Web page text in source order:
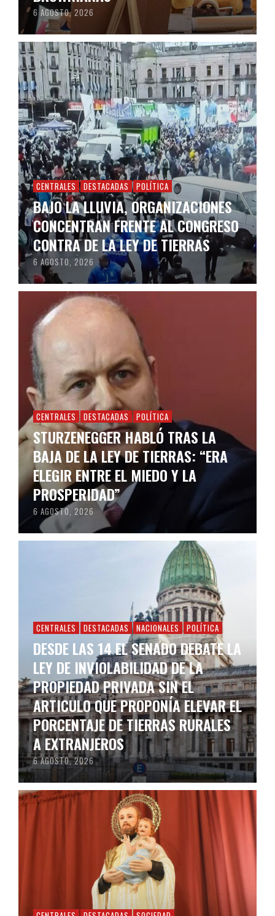
6 AGOSTO, 2026
CENTRALES DESTACADAS POLÍTICA
BAJO LA LLUVIA, ORGANIZACIONES
CONCENTRAN FRENTE AL CONGRESO
CONTRA DE LA LEY DE TIERRAS
6 AGOSTO, 2026
CENTRALES DESTACADAS POLÍTICA
STURZENEGGER HABLÓ TRAS LA
BAJA DE LA LEY DE TIERRAS: “ERA
ELEGIR ENTRE EL MIEDO Y LA
PROSPERIDAD”
6 AGOSTO, 2026
CENTRALES DESTACADAS NACIONALES POLÍTICA
DESDE LAS 14 EL SENADO DEBATE LA
LEY DE INVIOLABILIDAD DE LA
PROPIEDAD PRIVADA SIN EL
ARTICULO QUE PROPONÍA ELEVAR EL
PORCENTAJE DE TIERRAS RURALES
A EXTRANJEROS
6 AGOSTO, 2026